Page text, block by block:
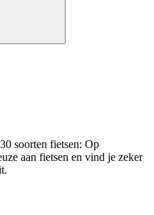
soorten fietsen: Op
aan fietsen en vind je zeker